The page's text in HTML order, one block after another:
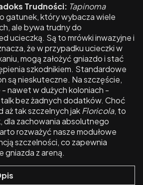
Trudności: Tapinoma
gatunek, który wybacza wiele
ale bywa trudny do
ucieczką. Są to mrówki inwazyjne i
że w przypadku ucieczki w
mogą założyć gniazdo i stać
szkodnikiem. Standardowe
są nieskuteczne. Na szczęście,
nawet w dużych koloniach -
bez żadnych dodatków. Choć
aż tak szczelnych jakFloricola, to
dla zachowania absolutnego
rozważyć nasze modułowe
szczelności, co zapewnia
gniazda z areną.